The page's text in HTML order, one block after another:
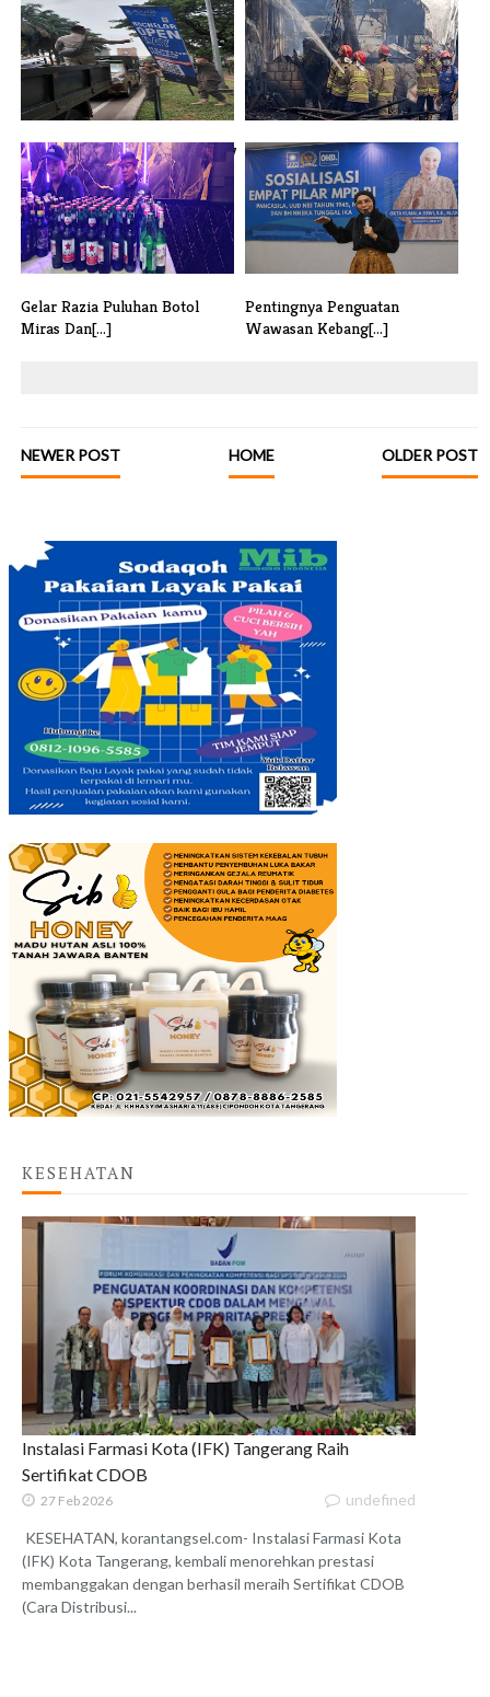
Satpol PP Tangsel Tertibkan 37
Rekl[...]
Gudang Styrofoam Terbakar
Kerugian [...]
Gelar Razia Puluhan Botol
Miras Dan[...]
Pentingnya Penguatan
Wawasan Kebang[...]
NEWER POST OLDER POST
HOME
KESEHATAN
Instalasi Farmasi Kota (IFK) Tangerang Raih
Sertifikat CDOB
27 Feb 2026 undefined
KESEHATAN, korantangsel.com- Instalasi Farmasi Kota
(IFK) Kota Tangerang, kembali menorehkan prestasi
membanggakan dengan berhasil meraih Sertifikat CDOB
(Cara Distribusi...